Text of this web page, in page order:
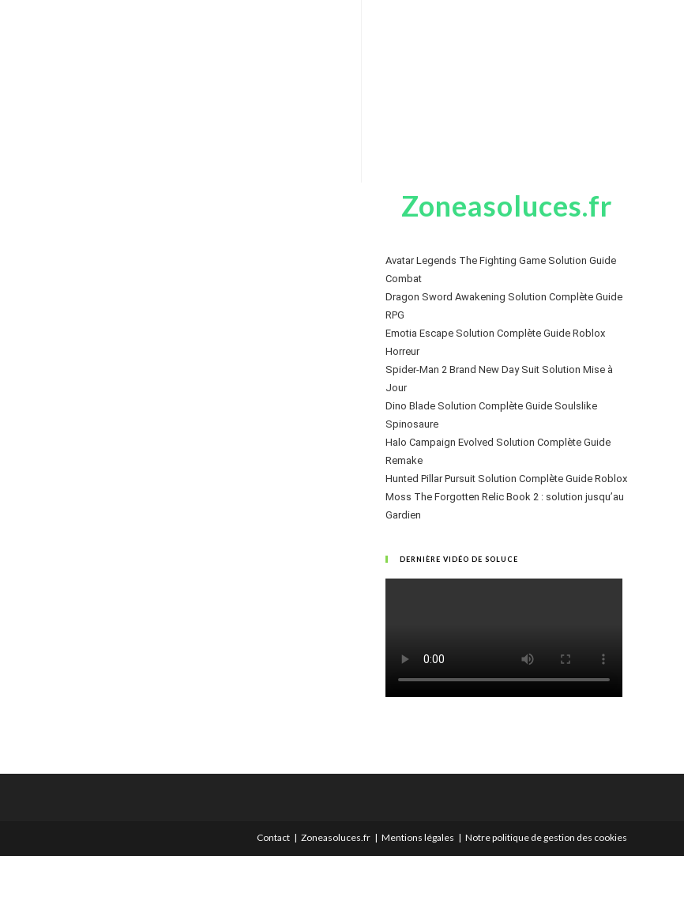
Zoneasoluces.fr
Avatar Legends The Fighting Game Solution Guide
Combat
Dragon Sword Awakening Solution Complète Guide
RPG
Emotia Escape Solution Complète Guide Roblox
Horreur
Spider-Man 2 Brand New Day Suit Solution Mise à
Jour
Dino Blade Solution Complète Guide Soulslike
Spinosaure
Halo Campaign Evolved Solution Complète Guide
Remake
Hunted Pillar Pursuit Solution Complète Guide Roblox
Moss The Forgotten Relic Book 2 : solution jusqu’au
Gardien
DERNIÈRE VIDÉO DE SOLUCE
Contact Zoneasoluces.fr Mentions légales Notre politique de gestion des cookies